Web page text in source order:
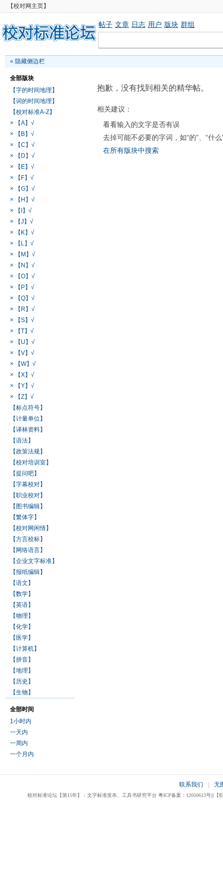
【校对网主页】
帖子 文章 日志 用户 版块 群组
« 隐藏侧边栏
全部版块
【字的时间地理】
【词的时间地理】
【校对标准A-Z】
× 【A】√
× 【B】√
× 【C】√
× 【D】√
× 【E】√
× 【F】√
× 【G】√
× 【H】√
× 【I】√
× 【J】√
× 【K】√
× 【L】√
× 【M】√
× 【N】√
× 【O】√
× 【P】√
× 【Q】√
× 【R】√
× 【S】√
× 【T】√
× 【U】√
× 【V】√
× 【W】√
× 【X】√
× 【Y】√
× 【Z】√
【标点符号】
【计量单位】
【译林资料】
【语法】
【政策法规】
【校对培训室】
【提问吧】
【字幕校对】
【职业校对】
【图书编辑】
【繁体字】
【校对网闲情】
【方言校标】
【网络语言】
【企业文字标准】
【报纸编辑】
【语文】
【数学】
【英语】
【物理】
【化学】
【医学】
【计算机】
【拼音】
【地理】
【历史】
【生物】
全部时间
1小时内
一天内
一周内
一个月内
抱歉，没有找到相关的精华帖。
相关建议：
看看输入的文字是否有误
去掉可能不必要的字词，如“的”、“什么
在所有版块中搜索
联系我们 无
校对标准论坛【第15年】：文字标准发布、工具书研究平台 粤ICP备案：12050613号|||【